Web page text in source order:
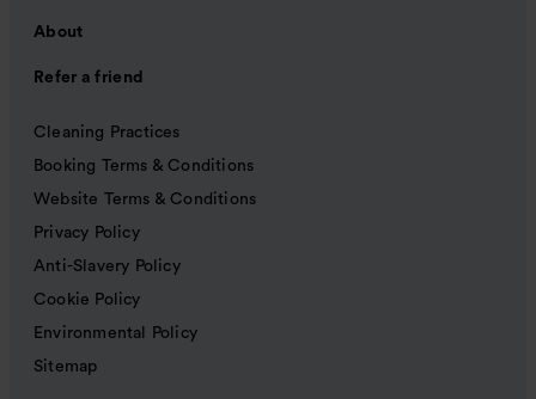
About
Refer a friend
Cleaning Practices
Booking Terms & Conditions
Website Terms & Conditions
Privacy Policy
Anti-Slavery Policy
Cookie Policy
Environmental Policy
Sitemap